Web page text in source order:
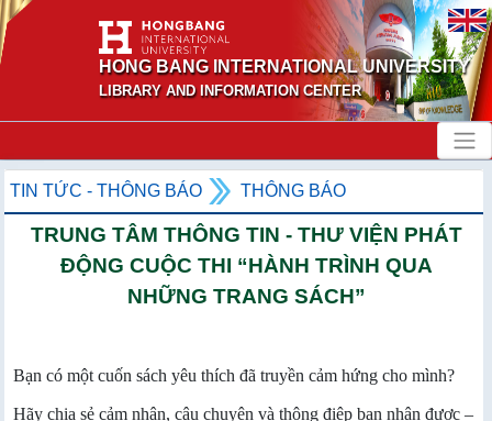
HONG BANG INTERNATIONAL UNIVERSITY
LIBRARY AND INFORMATION CENTER
TIN TỨC - THÔNG BÁO THÔNG BÁO
TRUNG TÂM THÔNG TIN - THƯ VIỆN PHÁT
ĐỘNG CUỘC THI “HÀNH TRÌNH QUA
NHỮNG TRANG SÁCH”
Bạn có một cuốn sách yêu thích đã truyền cảm hứng cho mình?
Hãy chia sẻ cảm nhận, câu chuyện và thông điệp bạn nhận được –